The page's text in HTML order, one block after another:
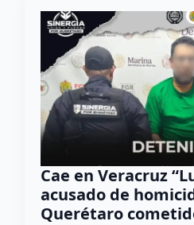
Cae en Veracruz
acusado de
Querétaro